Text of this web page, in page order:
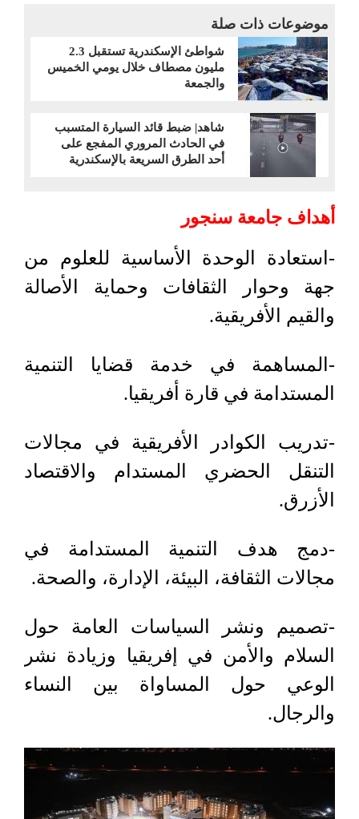
موضوعات ذات صلة
شواطئ الإسكندرية تستقبل 2.3
مليون مصطاف خلال يومي الخميس
والجمعة
شاهد| ضبط قائد السيارة المتسبب
في الحادث المروري المفجع على
أحد الطرق السريعة بالإسكندرية
أهداف جامعة سنجور
-استعادة الوحدة الأساسية للعلوم من
جهة وحوار الثقافات وحماية الأصالة
والقيم الأفريقية.
-المساهمة في خدمة قضايا التنمية
المستدامة في قارة أفريقيا.
-تدريب الكوادر الأفريقية في مجالات
التنقل الحضري المستدام والاقتصاد
الأزرق.
-دمج هدف التنمية المستدامة في
مجالات الثقافة، البيئة، الإدارة، والصحة.
-تصميم ونشر السياسات العامة حول
السلام والأمن في إفريقيا وزيادة نشر
الوعي حول المساواة بين النساء
والرجال.